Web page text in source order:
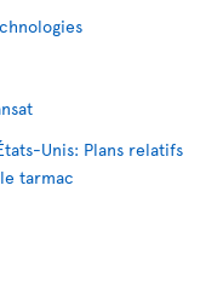
Unis: Plans relatifs
tarmac